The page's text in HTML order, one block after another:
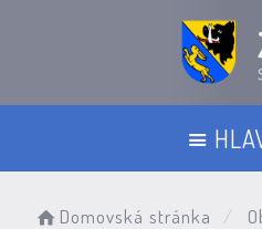
Domovská stránka